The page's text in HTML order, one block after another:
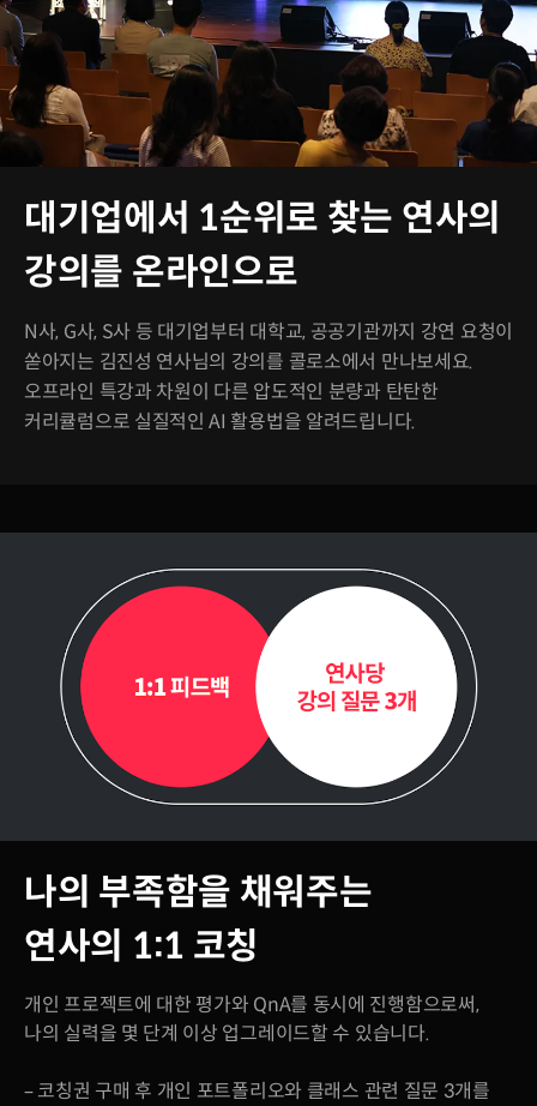
대기업에서 1순위로 찾는 연사의
강의를 온라인으로
N사, G사, S사 등 대기업부터 대학교, 공공기관까지 강연 요청이
쏟아지는 김진성 연사님의 강의를 콜로소에서 만나보세요.
오프라인 특강과 차원이 다른 압도적인 분량과 탄탄한
커리큘럼으로 실질적인 AI 활용법을 알려드립니다.
나의 부족함을 채워주는
연사의 1:1 코칭
개인 프로젝트에 대한 평가와 QnA를 동시에 진행함으로써,
나의 실력을 몇 단계 이상 업그레이드할 수 있습니다.
– 코칭권 구매 후 개인 포트폴리오와 클래스 관련 질문 3개를